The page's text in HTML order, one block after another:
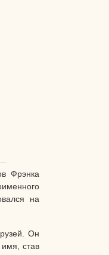
Фрэнка
на
Он
став